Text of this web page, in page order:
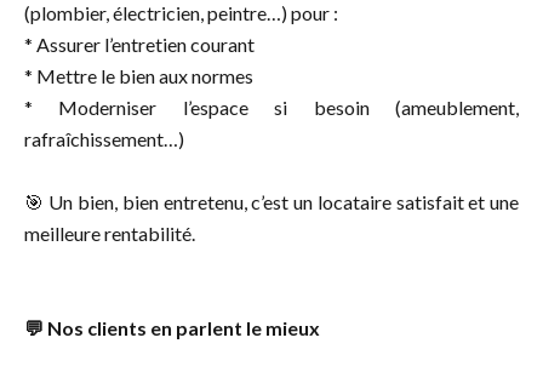
(plombier, électricien, peintre…) pour :
* Assurer l’entretien courant
* Mettre le bien aux normes
* Moderniser l’espace si besoin (ameublement,
rafraîchissement…)
🎯 Un bien, bien entretenu, c’est un locataire satisfait et une
meilleure rentabilité.
💬 Nos clients en parlent le mieux